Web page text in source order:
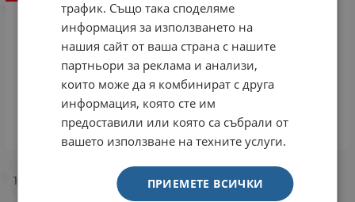
Растение Nano Fiesta
14см от Sydeco, Франция
Растение Nano Grass
Bush 8см от Sydeco,
Франция
трафик. Също така споделяме
информация за използването на
нашия сайт от ваша страна с нашите
партньори за реклама и анализи,
които може да я комбинират с друга
информация, която сте им
предоставили или която са събрали от
вашето използване на техните услуги.
ПРИЕМЕТЕ ВСИЧКИ